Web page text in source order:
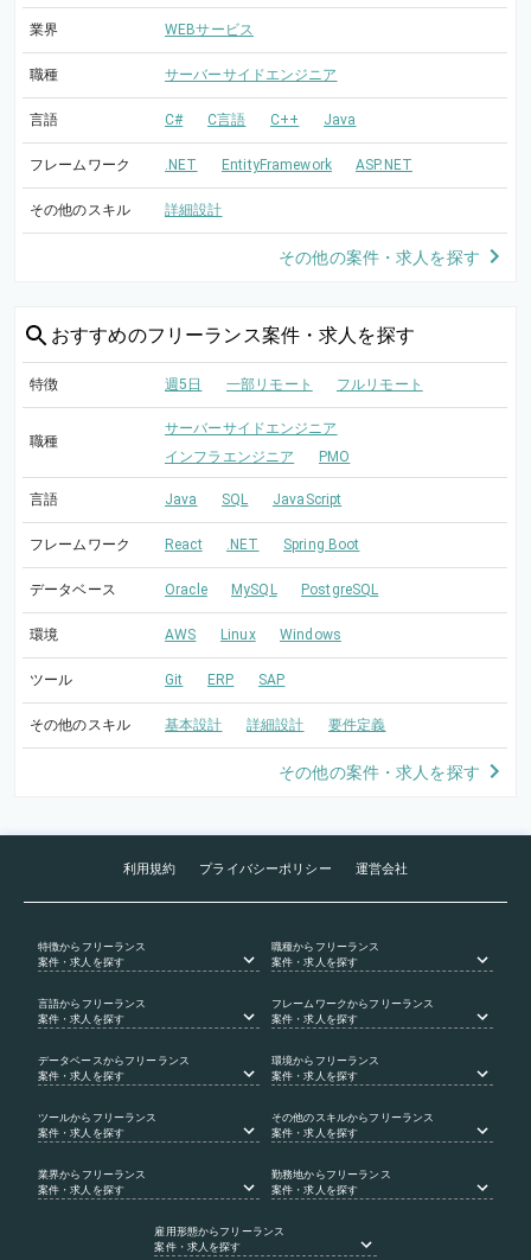
業界 WEBサービス
職種 サーバーサイドエンジニア
言語 C# C言語 C++ Java
フレームワーク .NET EntityFramework ASP.NET
その他のスキル 詳細設計
その他の案件・求人を探す
おすすめのフリーランス案件・求人を探す
特徴 週5日 一部リモート フルリモート
職種
サーバーサイドエンジニア
インフラエンジニア
PMO
言語 Java SQL JavaScript
フレームワーク React .NET Spring Boot
データベース Oracle MySQL PostgreSQL
環境 AWS Linux Windows
ツール Git ERP SAP
その他のスキル 基本設計 詳細設計 要件定義
その他の案件・求人を探す
利用規約 プライバシーポリシー 運営会社
特徴からフリーランス
案件・求人を探す
職種からフリーランス
案件・求人を探す
言語からフリーランス
案件・求人を探す
フレームワークからフリーランス
案件・求人を探す
データベース からフリーランス
案件・求人を探す
環境からフリーランス
案件・求人を探す
ツールからフリーランス
案件・求人を探す
その他のスキルからフリーランス
案件・求人を探す
業界からフリーランス
案件・求人を探す
勤務地からフリーランス
案件・求人を探す
雇用形態からフリーランス
案件・求人を探す